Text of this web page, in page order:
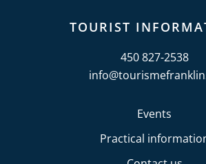
TOURIST
450 827-2538
Events
Practical